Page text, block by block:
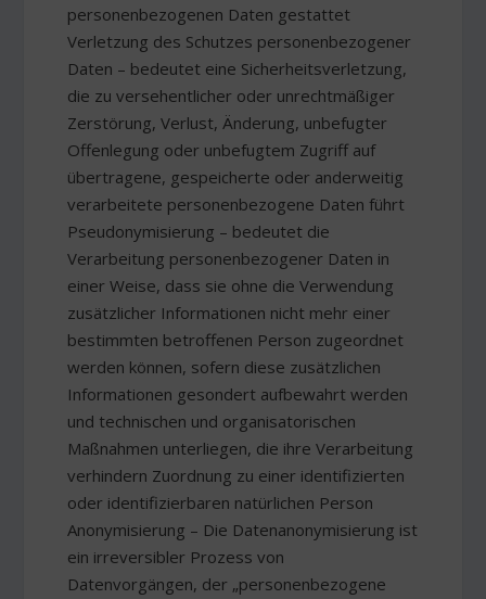
personenbezogenen Daten gestattet
Verletzung des Schutzes personenbezogener
Daten – bedeutet eine Sicherheitsverletzung,
die zu versehentlicher oder unrechtmäßiger
Zerstörung, Verlust, Änderung, unbefugter
Offenlegung oder unbefugtem Zugriff auf
übertragene, gespeicherte oder anderweitig
verarbeitete personenbezogene Daten führt
Pseudonymisierung – bedeutet die
Verarbeitung personenbezogener Daten in
einer Weise, dass sie ohne die Verwendung
zusätzlicher Informationen nicht mehr einer
bestimmten betroffenen Person zugeordnet
werden können, sofern diese zusätzlichen
Informationen gesondert aufbewahrt werden
und technischen und organisatorischen
Maßnahmen unterliegen, die ihre Verarbeitung
verhindern Zuordnung zu einer identifizierten
oder identifizierbaren natürlichen Person
Anonymisierung – Die Datenanonymisierung ist
ein irreversibler Prozess von
Datenvorgängen, der „personenbezogene